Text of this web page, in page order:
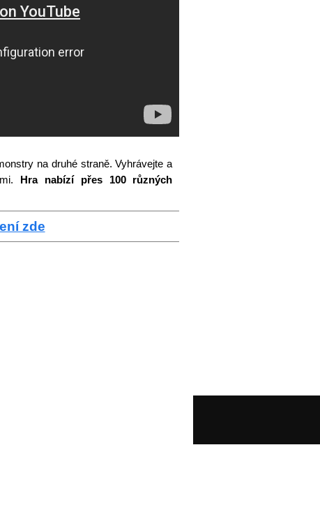
na druhé straně. Vyhrávejte a
Hra nabízí přes 100 různých
zde